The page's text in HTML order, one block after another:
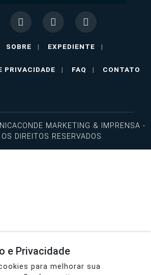
SOBRE | EXPEDIENTE |
PRIVACIDADE | FAQ | CONTATO
MARKETING & IMPRENSA -
OS DIREITOS RESERVADOS
e Privacidade
para melhorar sua